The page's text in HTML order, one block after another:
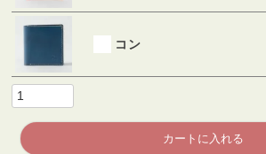
コン
カートに入れる